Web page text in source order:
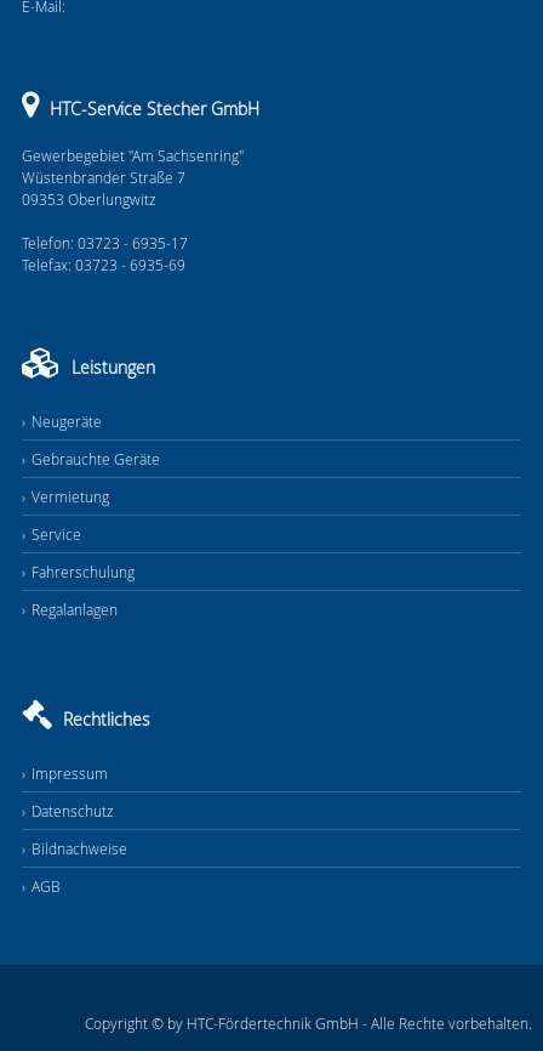
E-Mail:
HTC-Service Stecher GmbH
Gewerbegebiet "Am Sachsenring"
Wüstenbrander Straße 7
09353 Oberlungwitz
Telefon: 03723 - 6935-17
Telefax: 03723 - 6935-69
Leistungen
Neugeräte
Gebrauchte Geräte
Vermietung
Service
Fahrerschulung
Regalanlagen
Rechtliches
Impressum
Datenschutz
Bildnachweise
AGB
Copyright © by HTC-Fördertechnik GmbH - Alle Rechte vorbehalten.